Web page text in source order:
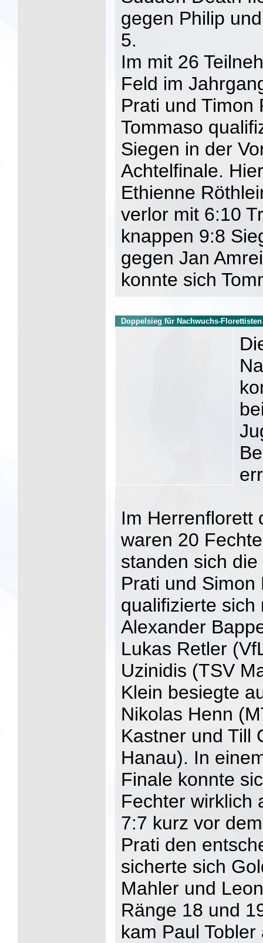
gegen Philip
5.
Im mit 26
Feld im
Prati und Timon
Tommaso
Siegen in der
Achtelfinale.
Ethienne
verlor mit 6:10
knappen 9:8
gegen Jan
konnte sich
Doppelsieg für Nachwuchs-Florettisten
Im Herrenflorett
waren 20
standen sich
Prati und Simon
qualifizierte sich
Alexander
Lukas Retler
Uzinidis (TSV
Klein besiegte
Nikolas Henn
Kastner und Till
Hanau). In
Finale konnte
Fechter wirklich
7:7 kurz vor
Prati den
sicherte sich
Mahler und
Ränge 18 und
kam Paul